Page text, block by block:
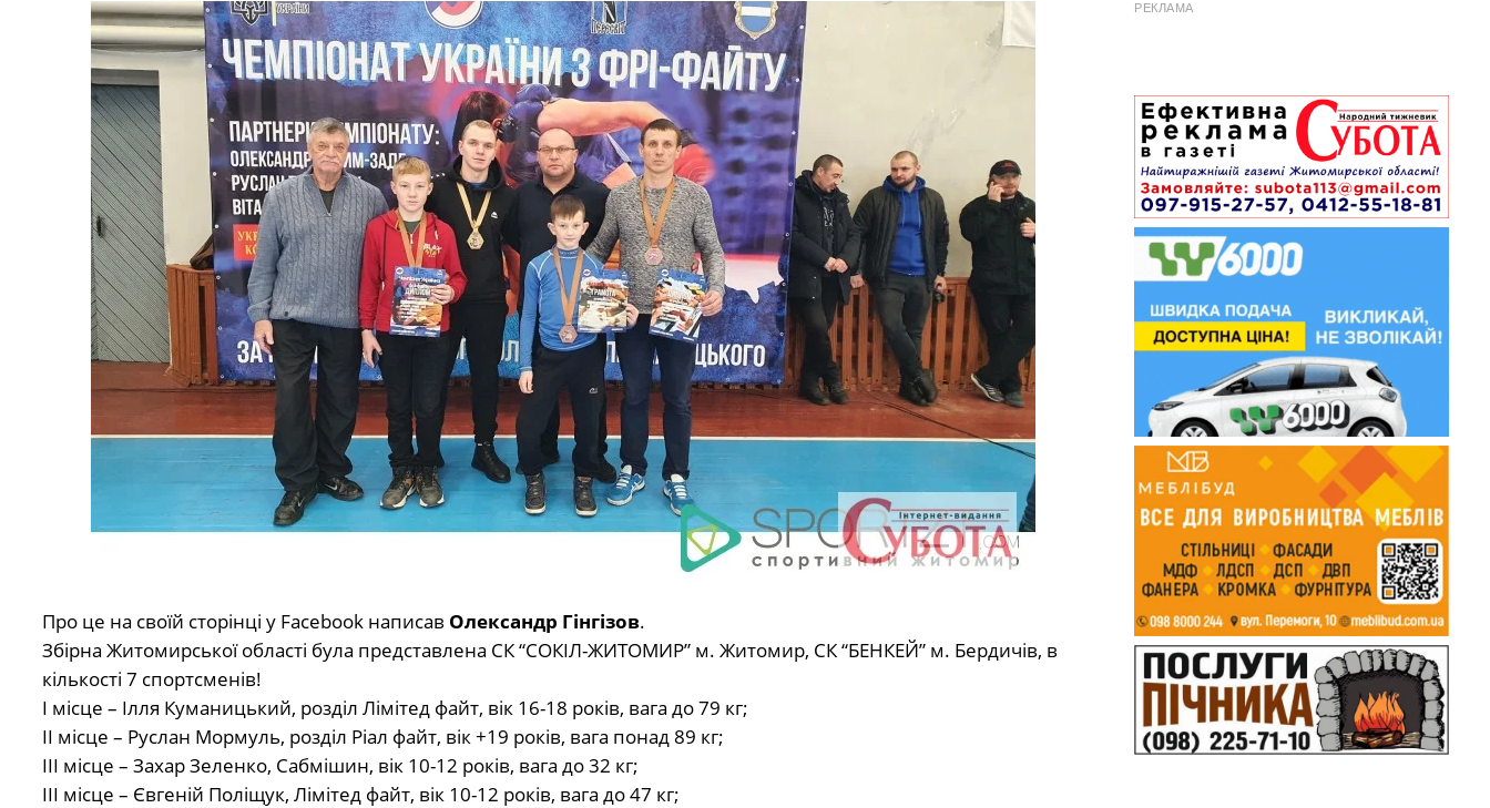
Про це на своїй сторінці у Facebook написав Олександр Гінгізов.
Збірна Житомирської області була представлена СК “СОКІЛ-ЖИТОМИР” м. Житомир, СК “БЕНКЕЙ” м. Бердичів, в
кількості 7 спортсменів!
І місце – Ілля Куманицький, розділ Лімітед файт, вік 16-18 років, вага до 79 кг;
ІІ місце – Руслан Мормуль, розділ Ріал файт, вік +19 років, вага понад 89 кг;
ІІІ місце – Захар Зеленко, Сабмішин, вік 10-12 років, вага до 32 кг;
ІІІ місце – Євгеній Поліщук, Лімітед файт, вік 10-12 років, вага до 47 кг;
РЕКЛАМА